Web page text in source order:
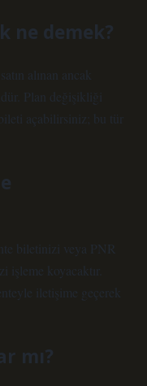
ne demek?
alınan ancak
Plan değişikliği
açabilirsiniz; bu tür
biletinizi veya PNR
işleme koyacaktır.
iletişime geçerek
mı?